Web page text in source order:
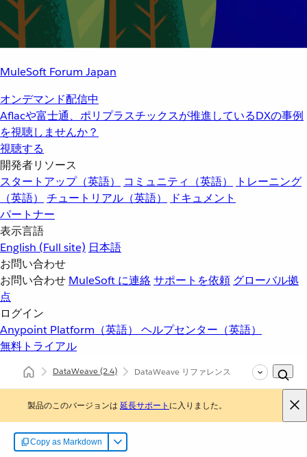
MuleSoft Forum Japan
オンデマンド配信中
Aflacや富士通、ポリプラスチックスが推進しているDXの事例
を視聴しませんか？
視聴する
開発者リソース
スタートアップ（英語）
コミュニティ（英語）
トレーニング
（英語）
チュートリアル（英語）
ドキュメント
パートナー
表示言語
English (Full site) 日本語
お問い合わせ
お問い合わせ MuleSoft に連絡サポートを依頼 グローバル拠
点
ログイン
Anypoint Platform（英語） ヘルプセンター（英語）
無料トライアル
DataWeave(2.4) DataWeave リファレンス
製品のこのバージョンは 延長サポート に入りました。
Copy as Markdown